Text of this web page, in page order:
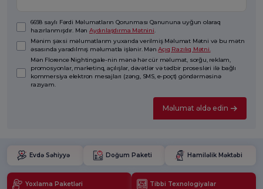
6698 saylı Fərdi Məlumatların Qorunması Qanununa uyğun olaraq
hazırlanmışdır. Mən Aydınlaşdırma Mətnini.
Mənim şəxsi məlumatlarım yuxarıda verilmiş Məlumat Mətni və bu mətn
əsasında yaradılmış məlumatla işlənir. MənAçıq Razılıq Mətni.
Mən Florence Nightingale-nin mənə hər cür məlumat, sorğu, reklam,
promosyonlar, marketinq, açılışlar, dəvətlər və tədbir prosesləri ilə bağlı
kommersiya elektron mesajları (zəng, SMS, e-poçt) göndərməsinə
razıyam.
Məlumat əldə edin
Evdə Səhiyyə Doğum Paketi Hamiləlik Məktəbi
Yoxlama Paketləri Tibbi Texnologiyalar